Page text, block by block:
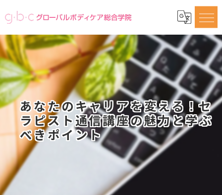
あなたのキャリアを変える！セ
ラピスト通信講座の魅力と学ぶ
べきポイント